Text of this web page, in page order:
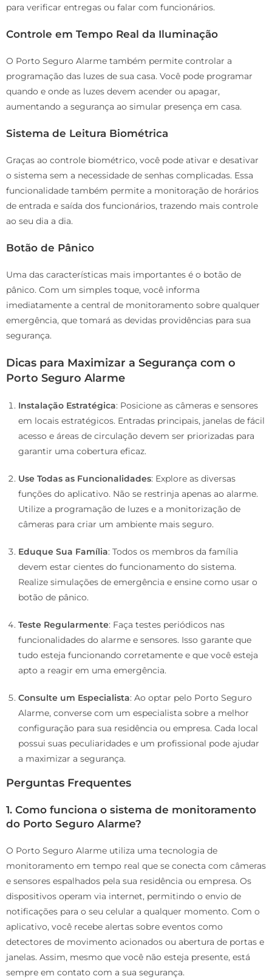
para verificar entregas ou falar com funcionários.
Controle em Tempo Real da Iluminação
O Porto Seguro Alarme também permite controlar a
programação das luzes de sua casa. Você pode programar
quando e onde as luzes devem acender ou apagar,
aumentando a segurança ao simular presença em casa.
Sistema de Leitura Biométrica
Graças ao controle biométrico, você pode ativar e desativar
o sistema sem a necessidade de senhas complicadas. Essa
funcionalidade também permite a monitoração de horários
de entrada e saída dos funcionários, trazendo mais controle
ao seu dia a dia.
Botão de Pânico
Uma das características mais importantes é o botão de
pânico. Com um simples toque, você informa
imediatamente a central de monitoramento sobre qualquer
emergência, que tomará as devidas providências para sua
segurança.
Dicas para Maximizar a Segurança com o
Porto Seguro Alarme
Instalação Estratégica: Posicione as câmeras e sensores
em locais estratégicos. Entradas principais, janelas de fácil
acesso e áreas de circulação devem ser priorizadas para
garantir uma cobertura eficaz.
Use Todas as Funcionalidades: Explore as diversas
funções do aplicativo. Não se restrinja apenas ao alarme.
Utilize a programação de luzes e a monitorização de
câmeras para criar um ambiente mais seguro.
Eduque Sua Família: Todos os membros da família
devem estar cientes do funcionamento do sistema.
Realize simulações de emergência e ensine como usar o
botão de pânico.
Teste Regularmente: Faça testes periódicos nas
funcionalidades do alarme e sensores. Isso garante que
tudo esteja funcionando corretamente e que você esteja
apto a reagir em uma emergência.
Consulte um Especialista: Ao optar pelo Porto Seguro
Alarme, converse com um especialista sobre a melhor
configuração para sua residência ou empresa. Cada local
possui suas peculiaridades e um profissional pode ajudar
a maximizar a segurança.
Perguntas Frequentes
1. Como funciona o sistema de monitoramento
do Porto Seguro Alarme?
O Porto Seguro Alarme utiliza uma tecnologia de
monitoramento em tempo real que se conecta com câmeras
e sensores espalhados pela sua residência ou empresa. Os
dispositivos operam via internet, permitindo o envio de
notificações para o seu celular a qualquer momento. Com o
aplicativo, você recebe alertas sobre eventos como
detectores de movimento acionados ou abertura de portas e
janelas. Assim, mesmo que você não esteja presente, está
sempre em contato com a sua segurança.